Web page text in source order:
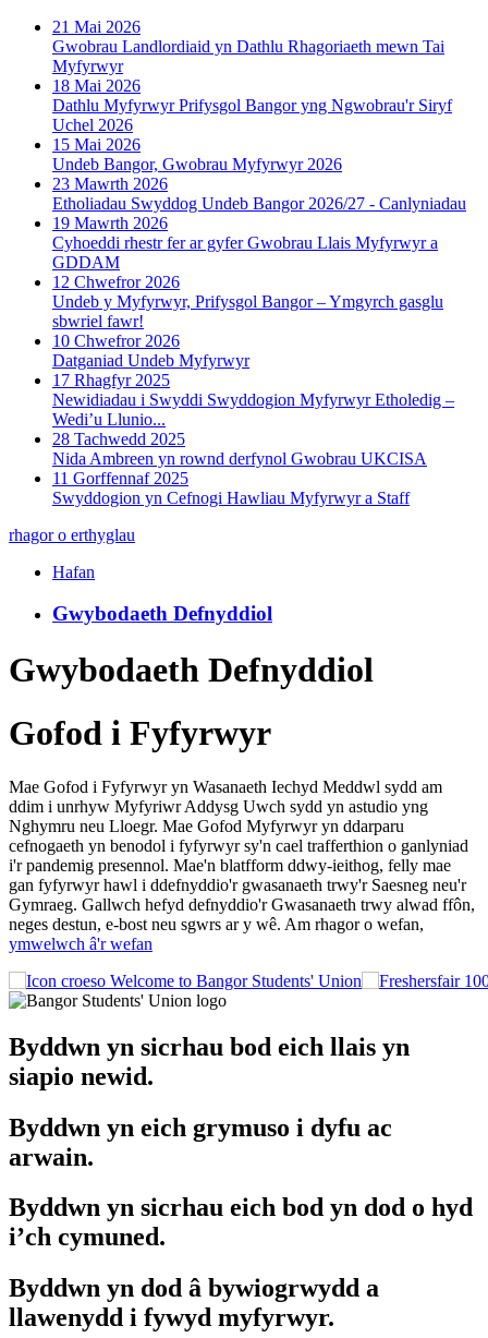
21 Mai 2026
Gwobrau Landlordiaid yn Dathlu Rhagoriaeth mewn Tai
Myfyrwyr
18 Mai 2026
Dathlu Myfyrwyr Prifysgol Bangor yng Ngwobrau'r Siryf
Uchel 2026
15 Mai 2026
Undeb Bangor, Gwobrau Myfyrwyr 2026
23 Mawrth 2026
Etholiadau Swyddog Undeb Bangor 2026/27 - Canlyniadau
19 Mawrth 2026
Cyhoeddi rhestr fer ar gyfer Gwobrau Llais Myfyrwyr a
GDDAM
12 Chwefror 2026
Undeb y Myfyrwyr, Prifysgol Bangor – Ymgyrch gasglu
sbwriel fawr!
10 Chwefror 2026
Datganiad Undeb Myfyrwyr
17 Rhagfyr 2025
Newidiadau i Swyddi Swyddogion Myfyrwyr Etholedig –
Wedi’u Llunio...
28 Tachwedd 2025
Nida Ambreen yn rownd derfynol Gwobrau UKCISA
11 Gorffennaf 2025
Swyddogion yn Cefnogi Hawliau Myfyrwyr a Staff
rhagor o erthyglau
Hafan
Gwybodaeth Defnyddiol
Gwybodaeth Defnyddiol
Gofod i Fyfyrwyr
Mae Gofod i Fyfyrwyr yn Wasanaeth Iechyd Meddwl sydd am
ddim i unrhyw Myfyriwr Addysg Uwch sydd yn astudio yng
Nghymru neu Lloegr. Mae Gofod Myfyrwyr yn ddarparu
cefnogaeth yn benodol i fyfyrwyr sy'n cael trafferthion o ganlyniad
i'r pandemig presennol. Mae'n blatfform ddwy-ieithog, felly mae
gan fyfyrwyr hawl i ddefnyddio'r gwasanaeth trwy'r Saesneg neu'r
Gymraeg. Gallwch hefyd defnyddio'r Gwasanaeth trwy alwad ffôn,
neges destun, e-bost neu sgwrs ar y wê. Am rhagor o wefan,
ymwelwch â'r wefan
Welcome to Bangor Students' Union
Byddwn yn sicrhau bod eich llais yn
siapio newid.
Byddwn yn eich grymuso i dyfu ac
arwain.
Byddwn yn sicrhau eich bod yn dod o hyd
i’ch cymuned.
Byddwn yn dod â bywiogrwydd a
llawenydd i fywyd myfyrwyr.